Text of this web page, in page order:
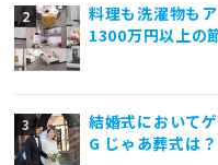
料理も洗濯物も
1300万円以上の
結婚式において
G じゃあ葬式は？